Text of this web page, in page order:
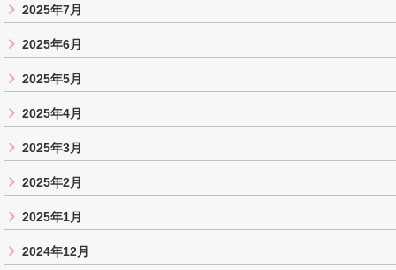
2025年7月
2025年6月
2025年5月
2025年4月
2025年3月
2025年2月
2025年1月
2024年12月